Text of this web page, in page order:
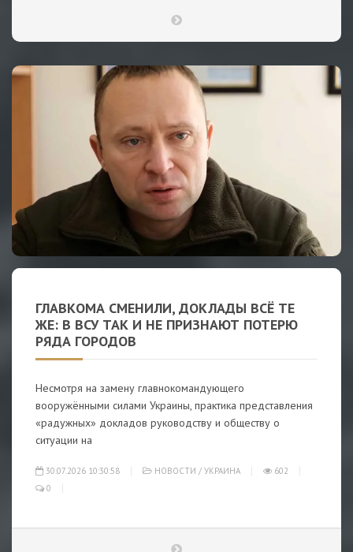
ГЛАВКОМА СМЕНИЛИ, ДОКЛАДЫ ВСЁ ТЕ
ЖЕ: В ВСУ ТАК И НЕ ПРИЗНАЮТ ПОТЕРЮ
РЯДА ГОРОДОВ
Несмотря на замену главнокомандующего
вооружёнными силами Украины, практика представления
«радужных» докладов руководству и обществу о
ситуации на
30.07.2026 10:30:58 НОВОСТИ / УКРАИНА
602
0